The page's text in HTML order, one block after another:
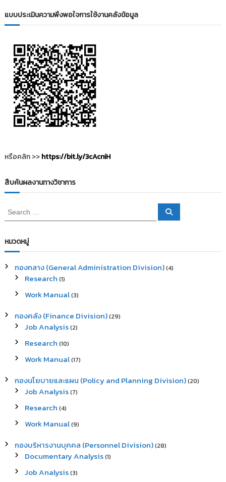
t
o
y
ค
ลั
ง
ข้
อ
ง
น
วิ
ย
บุ
รี
แบบประเมินความพึงพอใจการใช้งานคลังข้อมูล
หรือคลิก >>https://bit.ly/3cAcniH
สืบค้นผลงานทางวิชาการ
e
r
c
f
S
หมวดหมู่
กองกลาง (General Administration Division)(4)
Research (1)
Work Manual(3)
กองคลัง (Finance Division)(29)
Job Analysis(2)
Research (10)
Work Manual(17)
กองนโยบายและแผน (Policy and Planning Division)(20)
Job Analysis(7)
Research (4)
Work Manual(9)
กองบริหารงานบุคคล (Personnel Division)(28)
Documentary Analysis(1)
Job Analysis(3)